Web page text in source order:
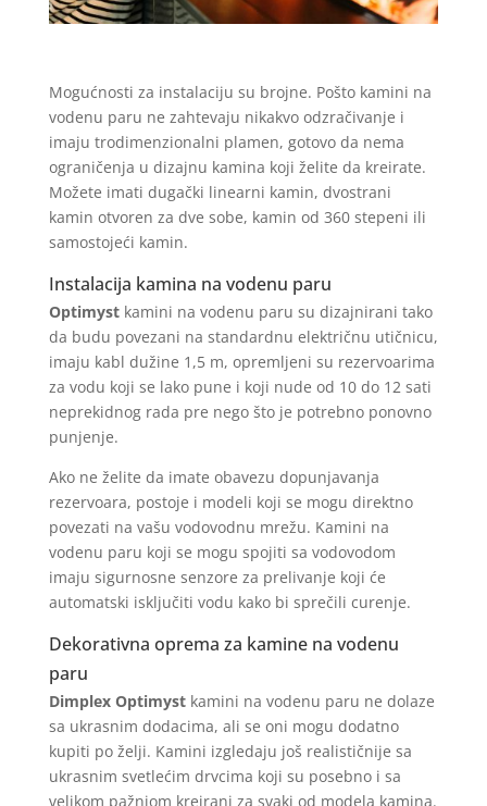
Mogućnosti za instalaciju su brojne. Pošto kamini na
vodenu paru ne zahtevaju nikakvo odzračivanje i
imaju trodimenzionalni plamen, gotovo da nema
ograničenja u dizajnu kamina koji želite da kreirate.
Možete imati dugački linearni kamin, dvostrani
kamin otvoren za dve sobe, kamin od 360 stepeni ili
samostojeći kamin.
Instalacija kamina na vodenu paru
Optimystkamini na vodenu paru su dizajnirani tako
da budu povezani na standardnu električnu utičnicu,
imaju kabl dužine 1,5 m, opremljeni su rezervoarima
za vodu koji se lako pune i koji nude od 10 do 12 sati
neprekidnog rada pre nego što je potrebno ponovno
punjenje.
Ako ne želite da imate obavezu dopunjavanja
rezervoara, postoje i modeli koji se mogu direktno
povezati na vašu vodovodnu mrežu. Kamini na
vodenu paru koji se mogu spojiti sa vodovodom
imaju sigurnosne senzore za prelivanje koji će
automatski isključiti vodu kako bi sprečili curenje.
Dekorativna oprema za kamine na vodenu
paru
Dimplex Optimystkamini na vodenu paru ne dolaze
sa ukrasnim dodacima, ali se oni mogu dodatno
kupiti po želji. Kamini izgledaju još realističnije sa
ukrasnim svetlećim drvcima koji su posebno i sa
velikom pažnjom kreirani za svaki od modela kamina.